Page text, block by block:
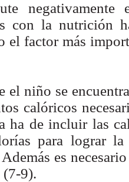
con la nutrición
el factor más
el niño se
calóricos
ha de incluir las
para lograr
es
(7-9).